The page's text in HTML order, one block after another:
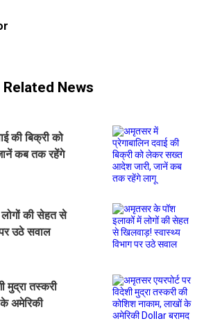
Related News
की बिक्री को
कब तक रहेंगे
की सेहत से
उठे सवाल
मुद्रा तस्करी
अमेरिकी